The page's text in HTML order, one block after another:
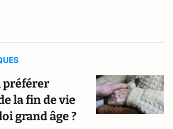
préférer
la fin de vie
grand âge ?